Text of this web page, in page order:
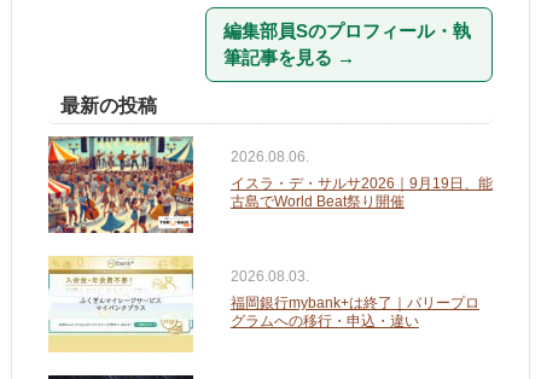
編集部員Sのプロフィール・執
筆記事を見る →
最新の投稿
2026.08.06.
イスラ・デ・サルサ2026｜9月19日、能
古島でWorld Beat祭り開催
2026.08.03.
福岡銀行mybank+は終了｜バリープロ
グラムへの移行・申込・違い